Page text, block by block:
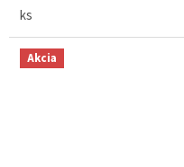
ks
Akcia